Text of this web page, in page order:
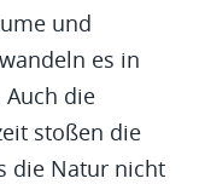
und
es in
die
stoßen die
die Natur nicht